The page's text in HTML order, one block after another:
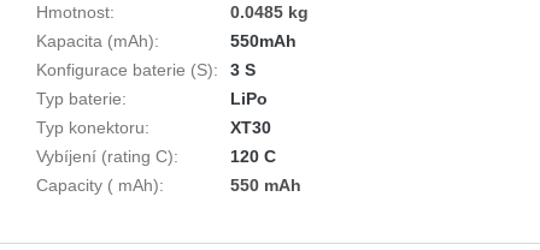
Hmotnost:
0.0485 kg
Kapacita (mAh):
550mAh
Konfigurace baterie (S):
3 S
Typ baterie:
LiPo
Typ konektoru:
XT30
Vybíjení (rating C):
120 C
Capacity ( mAh): 550 mAh